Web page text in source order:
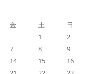
金 土
日
1
2
7 8
9
14 15
16